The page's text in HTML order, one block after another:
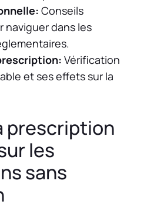
Conseils
naviguer dans les
Vérification
et ses effets sur la
prescription
les
sans